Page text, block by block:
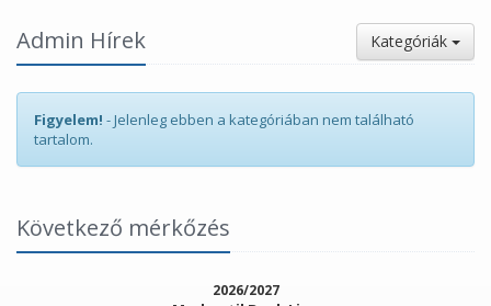
Admin Hírek Kategóriák
Figyelem! - Jelenleg ebben a kategóriában nem található
tartalom.
Következő mérkőzés
2026/2027